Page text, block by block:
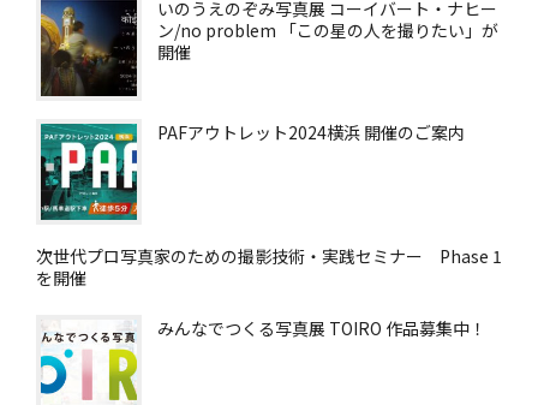
いのうえのぞみ写真展 コーイバート・ナヒー
ン/no problem 「この星の人を撮りたい」が
開催
PAFアウトレット2024横浜 開催のご案内
次世代プロ写真家のための撮影技術・実践セミナー Phase 1
を開催
みんなでつくる写真展 TOIRO 作品募集中！